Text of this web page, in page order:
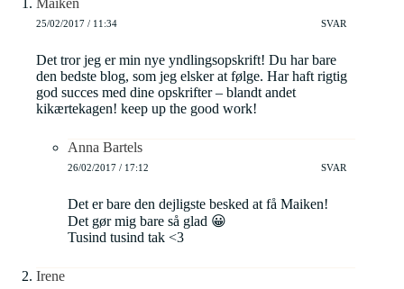
Maiken
25/02/2017 / 11:34 SVAR
Det tror jeg er min nye yndlingsopskrift! Du har bare
den bedste blog, som jeg elsker at følge. Har haft rigtig
god succes med dine opskrifter – blandt andet
kikærtekagen! keep up the good work!
Anna Bartels
26/02/2017 / 17:12 SVAR
Det er bare den dejligste besked at få Maiken!
Det gør mig bare så glad 😀
Tusind tusind tak <3
Irene